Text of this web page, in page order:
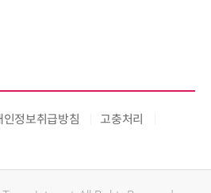
인정보취급방침
고충처리